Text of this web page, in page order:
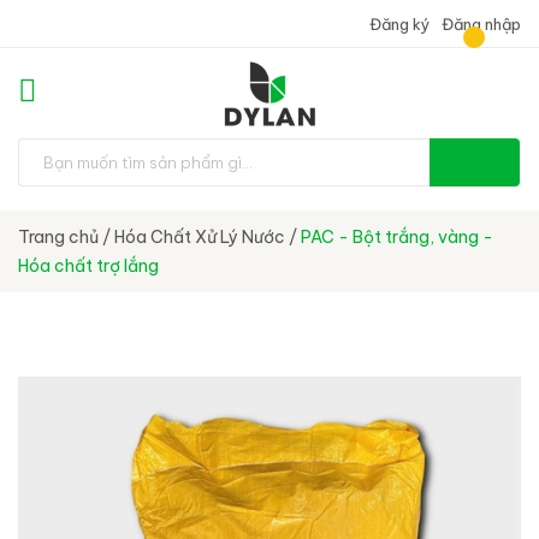
Đăng ký Đăng nhập
Trang chủ /Hóa Chất Xử Lý Nước /PAC - Bột trắng, vàng -
Hóa chất trợ lắng